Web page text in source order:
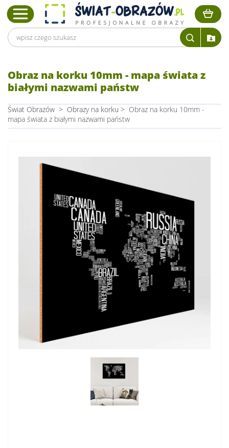
Obraz na korku 10mm - mapa świata z
białymi nazwami państw
Świat Obrazów > Obrazy na korku > Obraz na korku 10mm -
mapa świata z białymi nazwami państw